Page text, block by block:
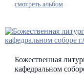
смотреть альбом
Божественная
кафедральном